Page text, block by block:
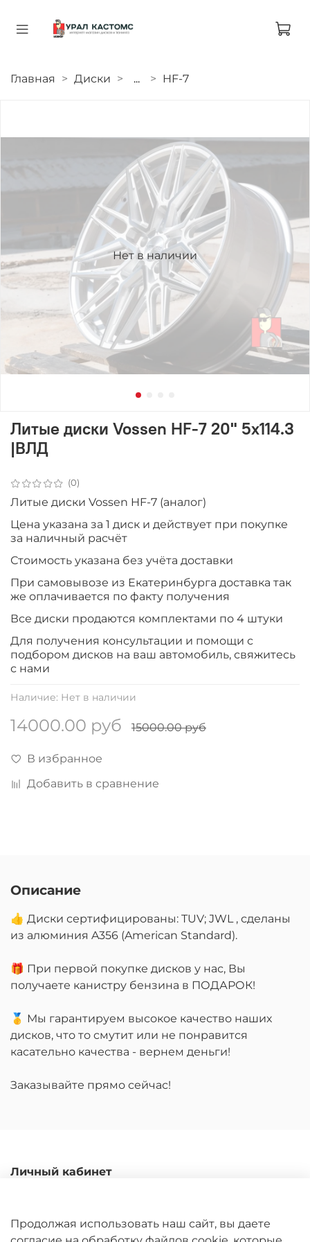
Главная Диски ... HF-7
Нет в наличии
(0)
Наличие: Нет в наличии
Литые диски Vossen HF-7 20" 5x114.3
|ВЛД
14000.00 руб 15000.00 руб
В избранное
Добавить в сравнение
Литые диски Vossen HF-7 (аналог)
Цена указана за 1 диск и действует при покупке
за наличный расчёт
Стоимость указана без учёта доставки
При самовывозе из Екатеринбурга доставка так
же оплачивается по факту получения
Все диски продаются комплектами по 4 штуки
Для получения консультации и помощи с
подбором дисков на ваш автомобиль, свяжитесь
с нами
Описание
👍 Диски сертифицированы: TUV; JWL , сделаны
из алюминия A356 (American Standard).
🎁 При первой покупке дисков у нас, Вы
получаете канистру бензина в ПОДАРОК!
🥇 Мы гарантируем высокое качество наших
дисков, что то смутит или не понравится
касательно качества - вернем деньги!
Заказывайте прямо сейчас!
Личный кабинет
Доставка и оплата
Гарантийные обязательства
Продолжая использовать наш сайт, вы даете